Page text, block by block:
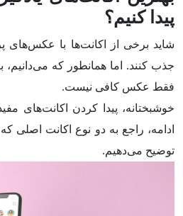
پیدا کنیم؟
شاید برخی از اکانت‌ها با عکس‌های
جذب کنند. اما همانطور که می‌دانیم،
فقط عکس کافی نیست.
خوشبختانه، پیدا کردن اکانت‌های
ادامه، راجع به دو نوع اکانت اصلی که
توضیح می‌دهیم.